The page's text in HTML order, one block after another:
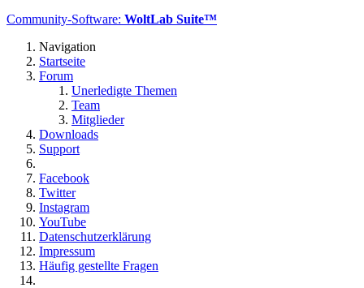
Community-Software: WoltLab Suite™
Navigation
Startseite
Forum
Unerledigte Themen
Team
Mitglieder
Downloads
Support
Facebook
Twitter
Instagram
YouTube
Datenschutzerklärung
Impressum
Häufig gestellte Fragen